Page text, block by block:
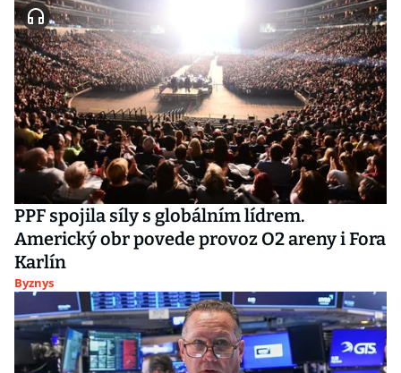
PPF spojila síly s globálním lídrem.
Americký obr povede provoz O2 areny i Fora
Karlín
Byznys